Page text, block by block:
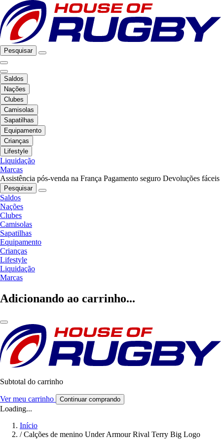
Pesquisar
Saldos
Nações
Clubes
Camisolas
Sapatilhas
Equipamento
Crianças
Lifestyle
Liquidação
Marcas
Assistência pós-venda na França Pagamento seguro Devoluções fáceis
Pesquisar
Saldos
Nações
Clubes
Camisolas
Sapatilhas
Equipamento
Crianças
Lifestyle
Liquidação
Marcas
Adicionando ao carrinho...
Subtotal do carrinho
Ver meu carrinho Continuar comprando
Loading...
Início
/ Calções de menino Under Armour Rival Terry Big Logo